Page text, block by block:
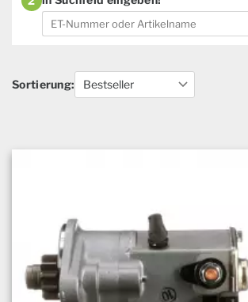
Sortierung: